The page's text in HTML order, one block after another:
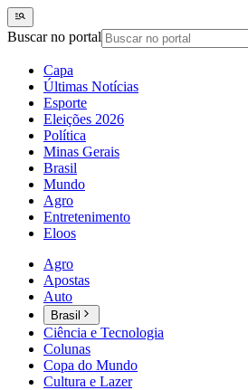
Buscar no portal
Capa
Últimas Notícias
Esporte
Eleições 2026
Política
Minas Gerais
Brasil
Mundo
Agro
Entretenimento
Eloos
Agro
Apostas
Auto
Brasil
Ciência e Tecnologia
Colunas
Copa do Mundo
Cultura e Lazer